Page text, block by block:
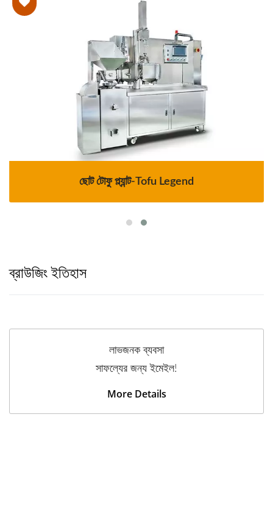
ছোট টোফু প্ল্যান্ট-Tofu Legend
ব্রাউজিং ইতিহাস
লাভজনক ব্যবসা
সাফল্যের জন্য ইমেইল!
More Details